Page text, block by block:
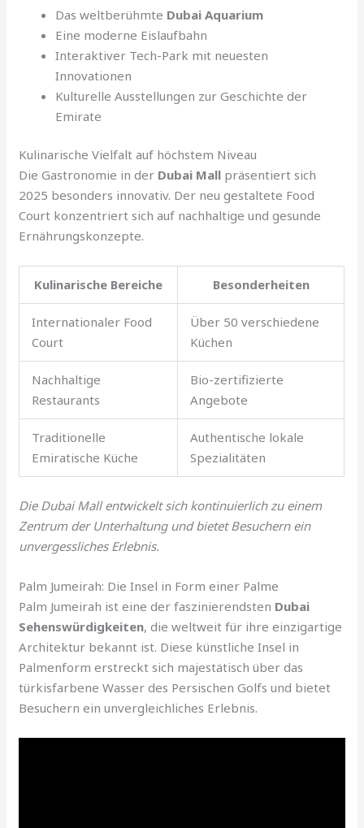
Das weltberühmte Dubai Aquarium
Eine moderne Eislaufbahn
Interaktiver Tech-Park mit neuesten
Innovationen
Kulturelle Ausstellungen zur Geschichte der
Emirate
Kulinarische Vielfalt auf höchstem Niveau
Die Gastronomie in der Dubai Mall präsentiert sich
2025 besonders innovativ. Der neu gestaltete Food
Court konzentriert sich auf nachhaltige und gesunde
Ernährungskonzepte.
Kulinarische Bereiche Besonderheiten
Internationaler Food
Court
Über 50 verschiedene
Küchen
Nachhaltige
Restaurants
Bio-zertifizierte
Angebote
Traditionelle
Emiratische Küche
Authentische lokale
Spezialitäten
Die Dubai Mall entwickelt sich kontinuierlich zu einem
Zentrum der Unterhaltung und bietet Besuchern ein
unvergessliches Erlebnis.
Palm Jumeirah: Die Insel in Form einer Palme
Palm Jumeirah ist eine der faszinierendsten Dubai
Sehenswürdigkeiten, die weltweit für ihre einzigartige
Architektur bekannt ist. Diese künstliche Insel in
Palmenform erstreckt sich majestätisch über das
türkisfarbene Wasser des Persischen Golfs und bietet
Besuchern ein unvergleichliches Erlebnis.